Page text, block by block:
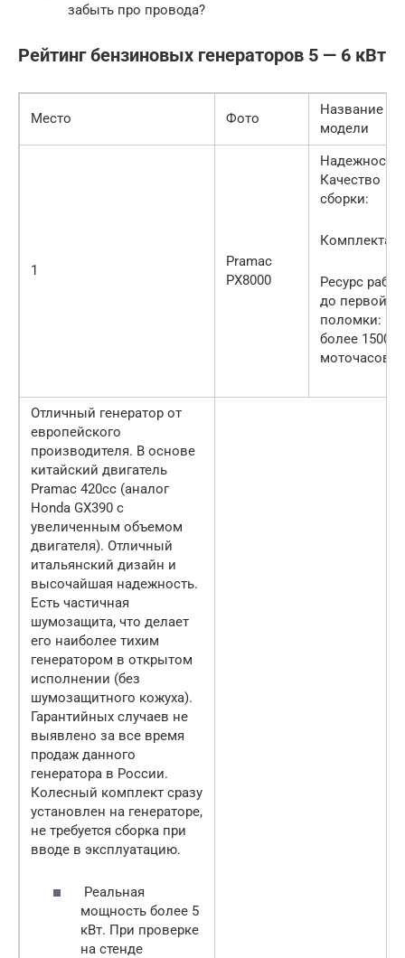
забыть про провода?
Рейтинг бензиновых генераторов 5 — 6 кВт
Место Фото
Название
модели
1
Pramac
PX8000
Надежность:
Качество
сборки:
Ресурс
до первой
поломки:
более 1500
моточасов.
Отличный генератор от
европейского
производителя. В основе
китайский двигатель
Pramac 420cc (аналог
Honda GX390 с
увеличенным объемом
двигателя). Отличный
итальянский дизайн и
высочайшая надежность.
Есть частичная
шумозащита, что делает
его наиболее тихим
генератором в открытом
исполнении (без
шумозащитного кожуха).
Гарантийных случаев не
выявлено за все время
продаж данного
генератора в России.
Колесный комплект сразу
установлен на генераторе,
не требуется сборка при
вводе в эксплуатацию.
Реальная
мощность более 5
кВт. При проверке
на стенде